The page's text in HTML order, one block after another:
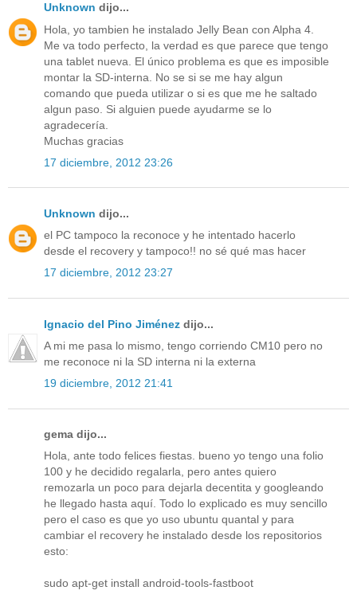
Unknown dijo...
Hola, yo tambien he instalado Jelly Bean con Alpha 4.
Me va todo perfecto, la verdad es que parece que tengo
una tablet nueva. El único problema es que es imposible
montar la SD-interna. No se si se me hay algun
comando que pueda utilizar o si es que me he saltado
algun paso. Si alguien puede ayudarme se lo
agradecería.
Muchas gracias
17 diciembre, 2012 23:26
Unknown dijo...
el PC tampoco la reconoce y he intentado hacerlo
desde el recovery y tampoco!! no sé qué mas hacer
17 diciembre, 2012 23:27
Ignacio del Pino Jiménez dijo...
A mi me pasa lo mismo, tengo corriendo CM10 pero no
me reconoce ni la SD interna ni la externa
19 diciembre, 2012 21:41
gema dijo...
Hola, ante todo felices fiestas. bueno yo tengo una folio
100 y he decidido regalarla, pero antes quiero
remozarla un poco para dejarla decentita y googleando
he llegado hasta aquí. Todo lo explicado es muy sencillo
pero el caso es que yo uso ubuntu quantal y para
cambiar el recovery he instalado desde los repositorios
esto:
sudo apt-get install android-tools-fastboot